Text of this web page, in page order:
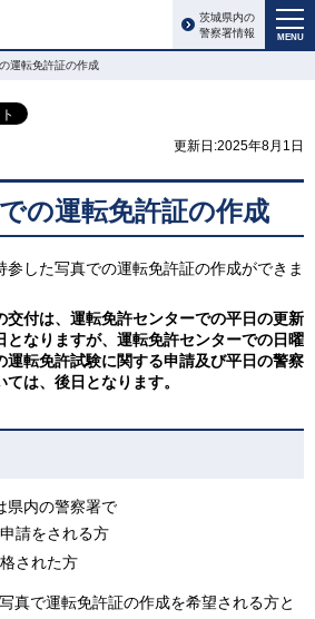
MENU
茨城県内の
警察署情報
運転免許証の作成
更新日:2025年8月1日
の運転免許証の作成
参した写真での運転免許証の作成ができま
交付は、運転免許センターでの平日の更新
となりますが、運転免許センターでの日曜
運転免許試験に関する申請及び平日の警察
は、後日となります。
県内の警察署で
請をされる方
された方
真で運転免許証の作成を希望される方と